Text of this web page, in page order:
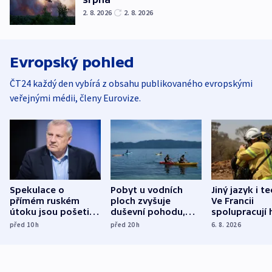
2. 8. 2026 2. 8. 2026
Evropský pohled
ČT24 každý den vybírá z obsahu publikovaného evropskými
veřejnými médii, členy Eurovize.
Spekulace o
přímém ruském
útoku jsou pošetilé,
míní estonský
před 10h
Pobyt u vodních
ploch zvyšuje
duševní pohodu,
ukázala
před 20h
Jiný jazyk i
Ve Francii
spolupracují
různých zemí
6. 8. 2026